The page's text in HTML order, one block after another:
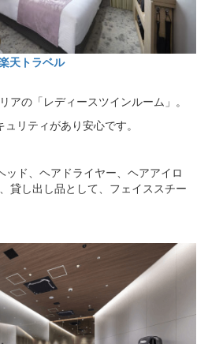
天トラベル
アの「レディースツインルーム」。
リティがあり安心です。
ド、ヘアドライヤー、ヘアアイロ
貸し出し品として、フェイススチー